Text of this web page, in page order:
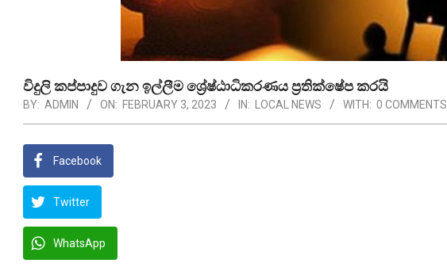
විදුලි කප්පාදුව ගැන ඉල්ලීම ශ්‍රේෂ්ඨාධිකරණය ප්‍රතික්ෂේප කරයි
BY: ADMIN ON: FEBRUARY 3, 2023 IN: LOCAL NEWS WITH: 0 COMMENTS
Facebook
Twitter
WhatsApp